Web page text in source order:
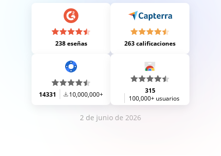
238 eseñas 263 calificaciones
14331 10,000,000+
315
100,000+ usuarios
2 de junio de 2026